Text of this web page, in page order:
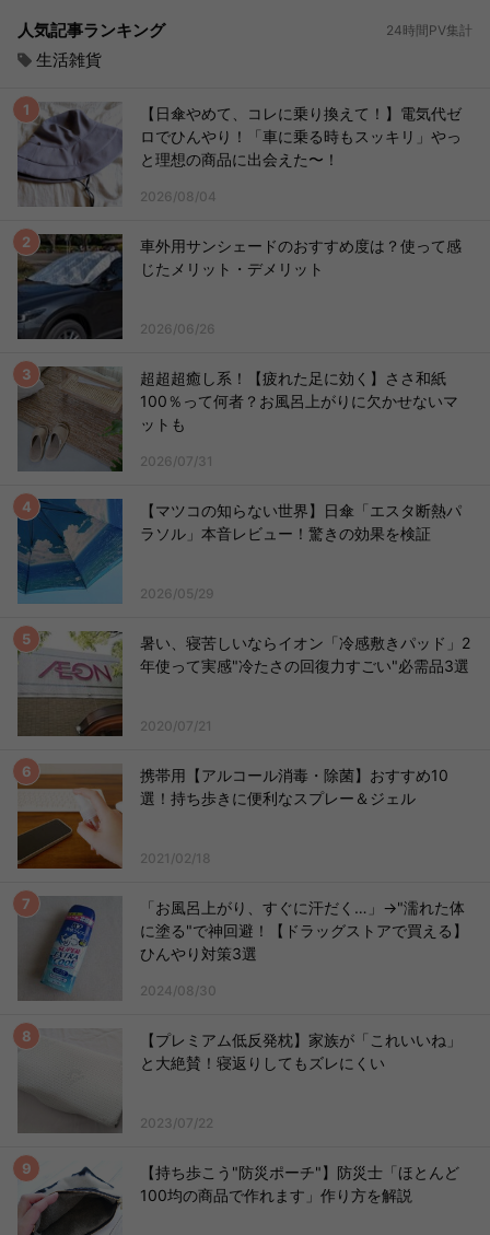
人気記事ランキング 24時間PV集計
生活雑貨
【日傘やめて、コレに乗り換えて！】電気代ゼ
ロでひんやり！「車に乗る時もスッキリ」やっ
と理想の商品に出会えた〜！
2026/08/04
車外用サンシェードのおすすめ度は？使って感
じたメリット・デメリット
2026/06/26
超超超癒し系！【疲れた足に効く】ささ和紙
100％って何者？お風呂上がりに欠かせないマ
ットも
2026/07/31
【マツコの知らない世界】日傘「エスタ断熱パ
ラソル」本音レビュー！驚きの効果を検証
2026/05/29
暑い、寝苦しいならイオン「冷感敷きパッド」2
年使って実感"冷たさの回復力すごい"必需品3選
2020/07/21
携帯用【アルコール消毒・除菌】おすすめ10
選！持ち歩きに便利なスプレー＆ジェル
2021/02/18
「お風呂上がり、すぐに汗だく…」→"濡れた体
に塗る"で神回避！【ドラッグストアで買える】
ひんやり対策3選
2024/08/30
【プレミアム低反発枕】家族が「これいいね」
と大絶賛！寝返りしてもズレにくい
2023/07/22
【持ち歩こう"防災ポーチ"】防災士「ほとんど
100均の商品で作れます」作り方を解説